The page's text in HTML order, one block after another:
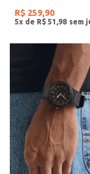
R$ 259,90
5x de R$ 51 98